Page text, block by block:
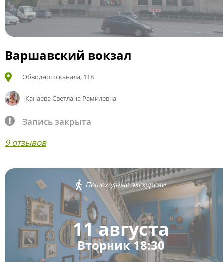
Варшавский вокзал
Обводного канала, 118
Канаева Светлана Рамилевна
Запись закрыта
9 отзывов
Пешеходные экскурсии
11 августа
Вторник 18:30